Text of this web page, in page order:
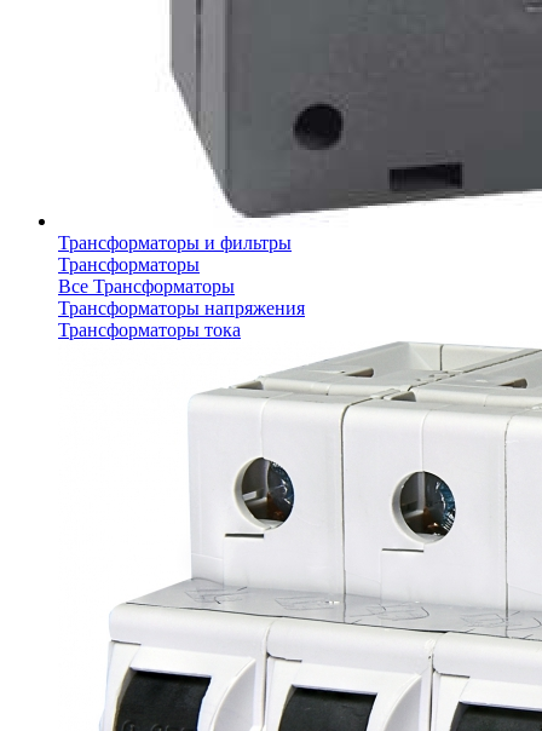
Трансформаторы и фильтры
Трансформаторы
Все Трансформаторы
Трансформаторы напряжения
Трансформаторы тока